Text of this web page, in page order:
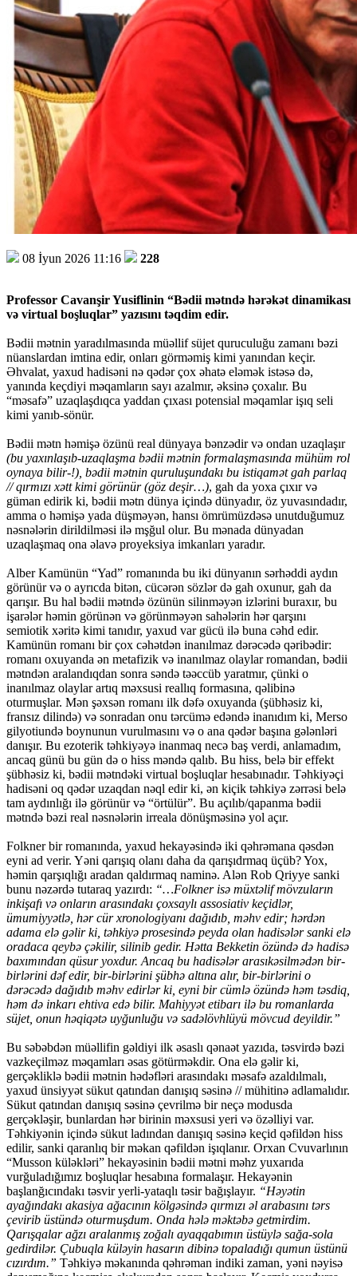
08 İyun 2026 11:16 228
Professor Cavanşir Yusiflinin “Bədii mətndə hərəkət dinamikası
və virtual boşluqlar” yazısını təqdim edir.
Bədii mətnin yaradılmasında müəllif süjet quruculuğu zamanı bəzi
nüanslardan imtina edir, onları görməmiş kimi yanından keçir.
Əhvalat, yaxud hadisəni nə qədər çox əhatə eləmək istəsə də,
yanında keçdiyi məqamların sayı azalmır, əksinə çoxalır. Bu
“məsafə” uzaqlaşdıqca yaddan çıxası potensial məqamlar işıq seli
kimi yanıb-sönür.
Bədii mətn həmişə özünü real dünyaya bənzədir və ondan uzaqlaşır
(bu yaxınlaşıb-uzaqlaşma bədii mətnin formalaşmasında mühüm rol
oynaya bilir-!), bədii mətnin quruluşundakı bu istiqamət gah parlaq
// qırmızı xətt kimi görünür (göz deşir…), gah da yoxa çıxır və
güman edirik ki, bədii mətn dünya içində dünyadır, öz yuvasındadır,
amma o həmişə yada düşməyən, hansı ömrümüzdəsə unutduğumuz
nəsnələrin dirildilməsi ilə mşğul olur. Bu mənada dünyadan
uzaqlaşmaq ona əlavə proyeksiya imkanları yaradır.
Alber Kamünün “Yad” romanında bu iki dünyanın sərhəddi aydın
görünür və o ayrıcda bitən, cücərən sözlər də gah oxunur, gah da
qarışır. Bu hal bədii mətndə özünün silinməyən izlərini buraxır, bu
işarələr həmin görünən və görünməyən sahələrin hər qarşını
semiotik xəritə kimi tanıdır, yaxud var gücü ilə buna cəhd edir.
Kamünün romanı bir çox cəhətdən inanılmaz dərəcədə qəribədir:
romanı oxuyanda ən metafizik və inanılmaz olaylar romandan, bədii
mətndən aralandıqdan sonra səndə təəccüb yaratmır, çünki o
inanılmaz olaylar artıq məxsusi reallıq formasına, qəlibinə
oturmuşlar. Mən şəxsən romanı ilk dəfə oxuyanda (şübhəsiz ki,
fransız dilində) və sonradan onu tərcümə edəndə inanıdım ki, Merso
gilyotiundə boynunun vurulmasını və o ana qədər başına gələnləri
danışır. Bu ezoterik təhkiyəyə inanmaq necə baş verdi, anlamadım,
ancaq günü bu gün də o hiss məndə qalıb. Bu hiss, belə bir effekt
şübhəsiz ki, bədii mətndəki virtual boşluqlar hesabınadır. Təhkiyəçi
hadisəni oq qədər uzaqdan nəql edir ki, ən kiçik təhkiyə zərrəsi belə
tam aydınlığı ilə görünür və “örtülür”. Bu açılıb/qapanma bədii
mətndə bəzi real nəsnələrin irreala dönüşməsinə yol açır.
Folkner bir romanında, yaxud hekayəsində iki qəhrəmana qəsdən
eyni ad verir. Yəni qarışıq olanı daha da qarışıdrmaq üçüb? Yox,
həmin qarşıqlığı aradan qaldırmaq naminə. Alən Rob Qriyye sanki
bunu nəzərdə tutaraq yazırdı: “…Folkner isə müxtəlif mövzuların
inkişafı və onların arasındakı çoxsaylı assosiativ keçidlər,
ümumiyyətlə, hər cür xronologiyanı dağıdıb, məhv edir; hərdən
adama elə gəlir ki, təhkiyə prosesində peyda olan hadisələr sanki elə
oradaca qeybə çəkilir, silinib gedir. Hətta Bekketin özündə də hadisə
baxımından qüsur yoxdur. Ancaq bu hadisələr arasıkəsilmədən bir-
birlərini dəf edir, bir-birlərini şübhə altına alır, bir-birlərini o
dərəcədə dağıdıb məhv edirlər ki, eyni bir cümlə özündə həm təsdiq,
həm də inkarı ehtiva edə bilir. Mahiyyət etibarı ilə bu romanlarda
süjet, onun həqiqətə uyğunluğu və sadəlövhlüyü mövcud deyildir.”
Bu səbəbdən müəllifin gəldiyi ilk əsaslı qənaət yazıda, təsvirdə bəzi
vazkeçilməz məqamları əsas götürməkdir. Ona elə gəlir ki,
gerçəkliklə bədii mətnin hədəfləri arasındakı məsafə azaldılmalı,
yaxud ünsiyyət sükut qatından danışıq səsinə // mühitinə adlamalıdır.
Sükut qatından danışıq səsinə çevrilmə bir neçə modusda
gerçəkləşir, bunlardan hər birinin məxsusi yeri və özəlliyi var.
Təhkiyənin içində sükut ladından danışıq səsinə keçid qəfildən hiss
edilir, sanki qaranlıq bir məkan qəfildən işıqlanır. Orxan Cvuvarlının
“Musson küləkləri” hekayəsinin bədii mətni məhz yuxarıda
vurğuladığımız boşluqlar hesabına formalaşır. Hekayənin
başlanğıcındakı təsvir yerli-yataqlı təsir bağışlayır. “Həyətin
ayağındakı akasiya ağacının kölgəsində qırmızı əl arabasını tərs
çevirib üstündə oturmuşdum. Onda hələ məktəbə getmirdim.
Qarışqalar ağzı aralanmış zoğalı ayaqqabımın üstüylə sağa-sola
gedirdilər. Çubuqla küləyin hasarın dibinə topaladığı qumun üstünü
cızırdım.” Təhkiyə məkanında qəhrəman indiki zaman, yəni nəyisə